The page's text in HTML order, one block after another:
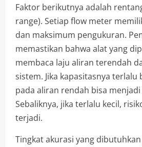
Faktor berikutnya adalah
range). Setiap flow meter
dan maksimum pengukuran.
memastikan bahwa alat yang
membaca laju aliran terendah
sistem. Jika kapasitasnya terlalu
pada aliran rendah bisa
Sebaliknya, jika terlalu kecil,
terjadi.
Tingkat akurasi yang